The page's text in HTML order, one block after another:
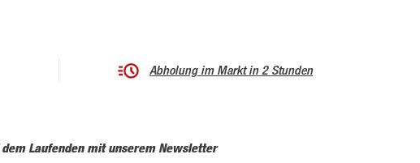
Abholung im Markt in 2 Stunden
Laufenden mit unserem Newsletter